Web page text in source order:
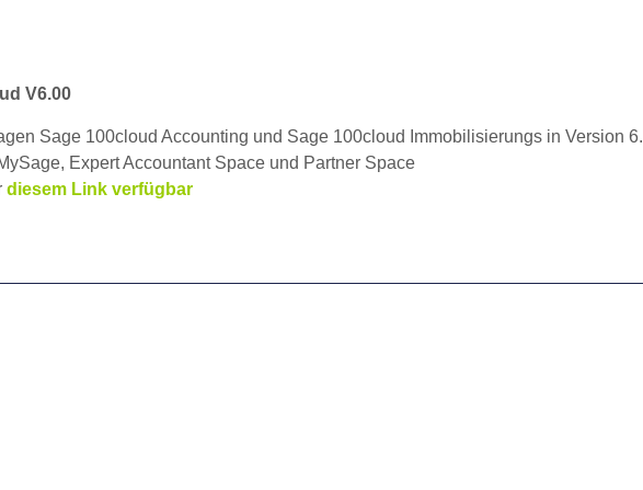
V6.00
Sage 100cloud Accounting und Sage 100cloud Immobilisierungs in Version 6.
Expert Accountant Space und Partner Space
diesem Link verfügbar